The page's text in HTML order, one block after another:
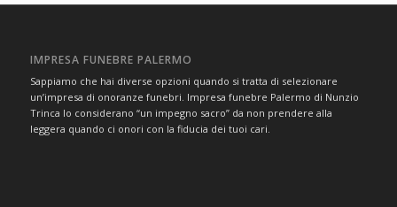
IMPRESA FUNEBRE PALERMO
Sappiamo che hai diverse opzioni quando si tratta di selezionare
un’impresa di onoranze funebri. Impresa funebre Palermo di Nunzio
Trinca lo considerano “un impegno sacro” da non prendere alla
leggera quando ci onori con la fiducia dei tuoi cari.